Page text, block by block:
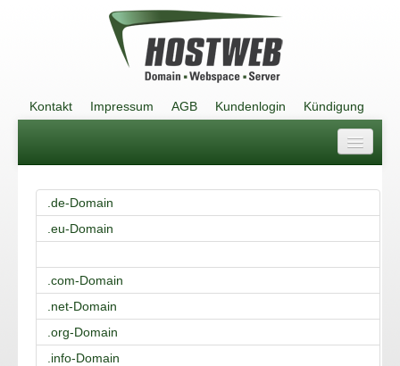
Kontakt Impressum AGB Kundenlogin Kündigung
Impressum
AGB
Kundenlogin
Kündigung
.de-Domain
.eu-Domain
.com-Domain
.net-Domain
.org-Domain
.info-Domain